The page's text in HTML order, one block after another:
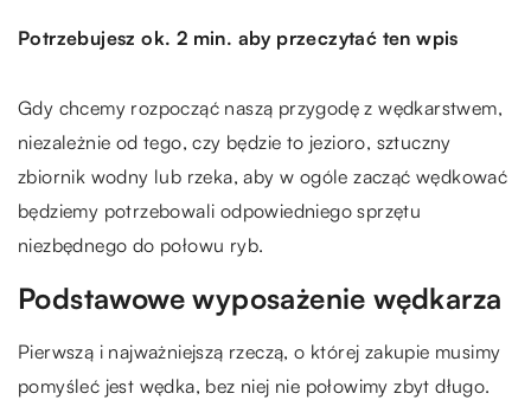
Potrzebujesz ok. 2 min. aby przeczytać ten wpis
Gdy chcemy rozpocząć naszą przygodę z wędkarstwem,
niezależnie od tego, czy będzie to jezioro, sztuczny
zbiornik wodny lub rzeka, aby w ogóle zacząć wędkować
będziemy potrzebowali odpowiedniego sprzętu
niezbędnego do połowu ryb.
Podstawowe wyposażenie wędkarza
Pierwszą i najważniejszą rzeczą, o której zakupie musimy
pomyśleć jest wędka, bez niej nie połowimy zbyt długo.